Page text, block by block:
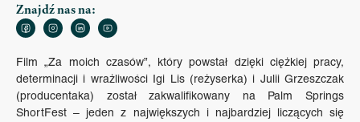
Znajdź nas na:
Film „Za moich czasów”, który powstał dzięki ciężkiej pracy,
determinacji i wrażliwości Igi Lis (reżyserka) i Julii Grzeszczak
(producentaka) został zakwalifikowany na Palm Springs
ShortFest – jeden z największych i najbardziej liczących się